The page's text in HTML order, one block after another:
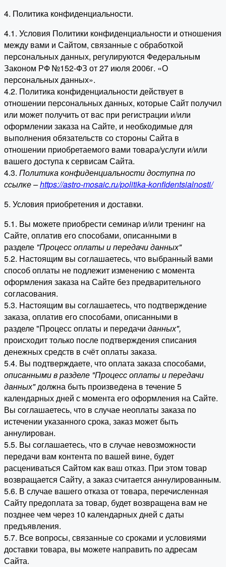
4. Политика конфиденциальности.
4.1. Условия Политики конфиденциальности и отношения
между вами и Сайтом, связанные с обработкой
персональных данных, регулируются Федеральным
Законом РФ №152-ФЗ от 27 июля 2006г. «О
персональных данных».
4.2. Политика конфиденциальности действует в
отношении персональных данных, которые Сайт получил
или может получить от вас при регистрации и/или
оформлении заказа на Сайте, и необходимые для
выполнения обязательств со стороны Сайта в
отношении приобретаемого вами товара/услуги и/или
вашего доступа к сервисам Сайта.
4.3. Политика конфиденциальности доступна по
ссылке –https://astro-mosaic.ru/politika-konfidentsialnosti/
5. Условия приобретения и доставки.
5.1. Вы можете приобрести семинар и/или тренинг на
Сайте, оплатив его способами, описанными в
разделе "Процесс оплаты и передачи данных"
5.2. Настоящим вы соглашаетесь, что выбранный вами
способ оплаты не подлежит изменению с момента
оформления заказа на Сайте без предварительного
согласования.
5.3. Настоящим вы соглашаетесь, что подтверждение
заказа, оплатив его способами, описанными в
разделе "Процесс оплаты и передачи данных",
происходит только после подтверждения списания
денежных средств в счёт оплаты заказа.
5.4. Вы подтверждаете, что оплата заказа способами,
описанными в разделе "Процесс оплаты и передачи
данных"должна быть произведена в течение 5
календарных дней с момента его оформления на Сайте.
Вы соглашаетесь, что в случае неоплаты заказа по
истечении указанного срока, заказ может быть
аннулирован.
5.5. Вы соглашаетесь, что в случае невозможности
передачи вам контента по вашей вине, будет
расцениваться Сайтом как ваш отказ. При этом товар
возвращается Сайту, а заказ считается аннулированным.
5.6. В случае вашего отказа от товара, перечисленная
Сайту предоплата за товар, будет возвращена вам не
позднее чем через 10 календарных дней с даты
предъявления.
5.7. Все вопросы, связанные со сроками и условиями
доставки товара, вы можете направить по адресам
Сайта.